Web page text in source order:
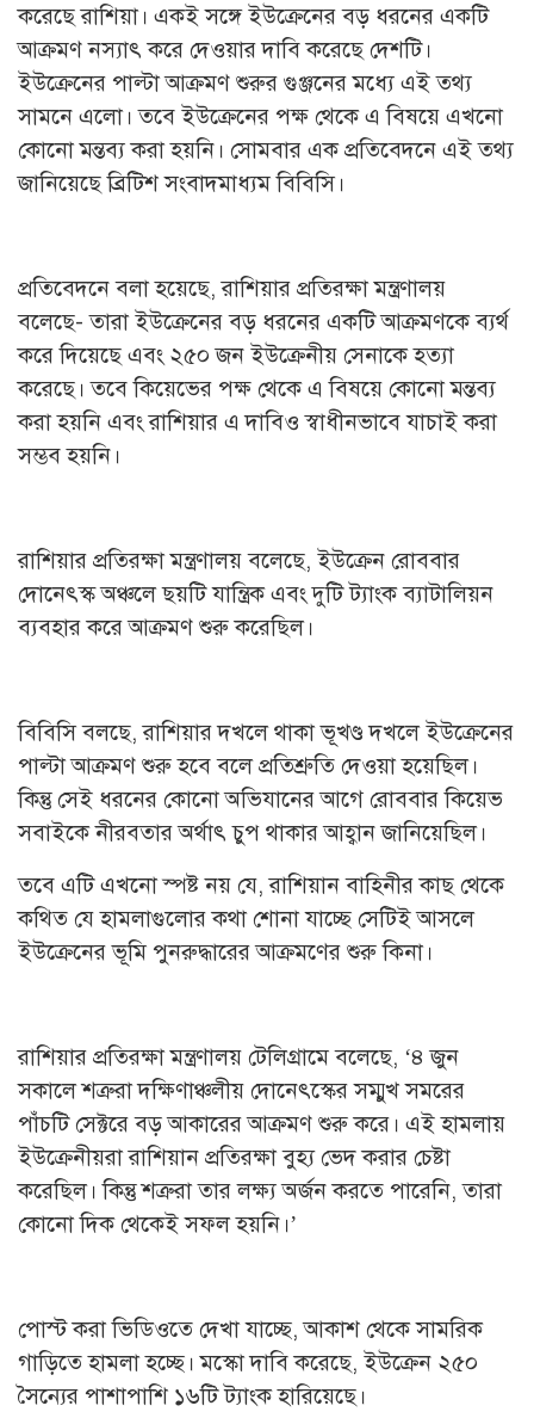
করেছে রাশিয়া। একই সঙ্গে ইউক্রেনের বড় ধরনের একটি
আক্রমণ নস্যাৎ করে দেওয়ার দাবি করেছে দেশটি।
ইউক্রেনের পাল্টা আক্রমণ শুরুর গুঞ্জনের মধ্যে এই তথ্য
সামনে এলো। তবে ইউক্রেনের পক্ষ থেকে এ বিষয়ে এখনো
কোনো মন্তব্য করা হয়নি। সোমবার এক প্রতিবেদনে এই তথ্য
জানিয়েছে ব্রিটিশ সংবাদমাধ্যম বিবিসি।
প্রতিবেদনে বলা হয়েছে, রাশিয়ার প্রতিরক্ষা মন্ত্রণালয়
বলেছে- তারা ইউক্রেনের বড় ধরনের একটি আক্রমণকে ব্যর্থ
করে দিয়েছে এবং ২৫০ জন ইউক্রেনীয় সেনাকে হত্যা
করেছে। তবে কিয়েভের পক্ষ থেকে এ বিষয়ে কোনো মন্তব্য
করা হয়নি এবং রাশিয়ার এ দাবিও স্বাধীনভাবে যাচাই করা
সম্ভব হয়নি।
রাশিয়ার প্রতিরক্ষা মন্ত্রণালয় বলেছে, ইউক্রেন রোববার
দোনেৎস্ক অঞ্চলে ছয়টি যান্ত্রিক এবং দুটি ট্যাংক ব্যাটালিয়ন
ব্যবহার করে আক্রমণ শুরু করেছিল।
বিবিসি বলছে, রাশিয়ার দখলে থাকা ভূখণ্ড দখলে ইউক্রেনের
পাল্টা আক্রমণ শুরু হবে বলে প্রতিশ্রুতি দেওয়া হয়েছিল।
কিন্তু সেই ধরনের কোনো অভিযানের আগে রোববার কিয়েভ
সবাইকে নীরবতার অর্থাৎ চুপ থাকার আহ্বান জানিয়েছিল।
তবে এটি এখনো স্পষ্ট নয় যে, রাশিয়ান বাহিনীর কাছ থেকে
কথিত যে হামলাগুলোর কথা শোনা যাচ্ছে সেটিই আসলে
ইউক্রেনের ভূমি পুনরুদ্ধারের আক্রমণের শুরু কিনা।
রাশিয়ার প্রতিরক্ষা মন্ত্রণালয় টেলিগ্রামে বলেছে, ‘৪ জুন
সকালে শত্রুরা দক্ষিণাঞ্চলীয় দোনেৎস্কের সম্মুখ সমরের
পাঁচটি সেক্টরে বড় আকারের আক্রমণ শুরু করে। এই হামলায়
ইউক্রেনীয়রা রাশিয়ান প্রতিরক্ষা বুহ্য ভেদ করার চেষ্টা
করেছিল। কিন্তু শত্রুরা তার লক্ষ্য অর্জন করতে পারেনি, তারা
কোনো দিক থেকেই সফল হয়নি।’
পোস্ট করা ভিডিওতে দেখা যাচ্ছে, আকাশ থেকে সামরিক
গাড়িতে হামলা হচ্ছে। মস্কো দাবি করেছে, ইউক্রেন ২৫০
সৈন্যের পাশাপাশি ১৬টি ট্যাংক হারিয়েছে।